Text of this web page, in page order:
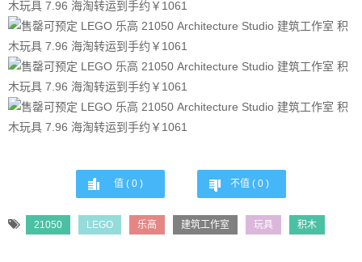
值 ( 0 ) 不值 ( 0 )
21050 LEGO 乐高 建筑工作室 玩具 积木